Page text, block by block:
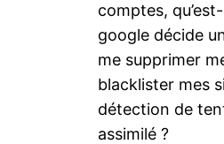
comptes,
google décide
me supprimer
blacklister mes
détection de
assimilé ?